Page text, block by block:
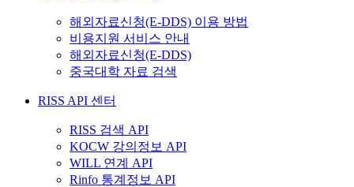
해외자료신청(E-DDS) 이용 방법
비용지원 서비스 안내
해외자료신청(E-DDS)
중국대학 자료 검색
RISS API 센터
RISS 검색 API
KOCW 강의정보 API
WILL 연계 API
Rinfo 통계정보 API